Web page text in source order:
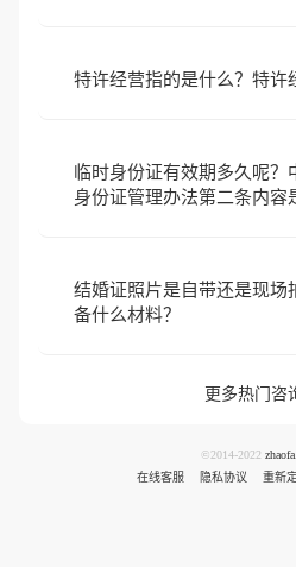
特许经营指的是什么？特许
临时身份证有效期多久呢
身份证管理办法第二条内容
结婚证照片是自带还是现场
备什么材料？
更多热门咨
©2014-2022
在线客服
隐私协议 重新